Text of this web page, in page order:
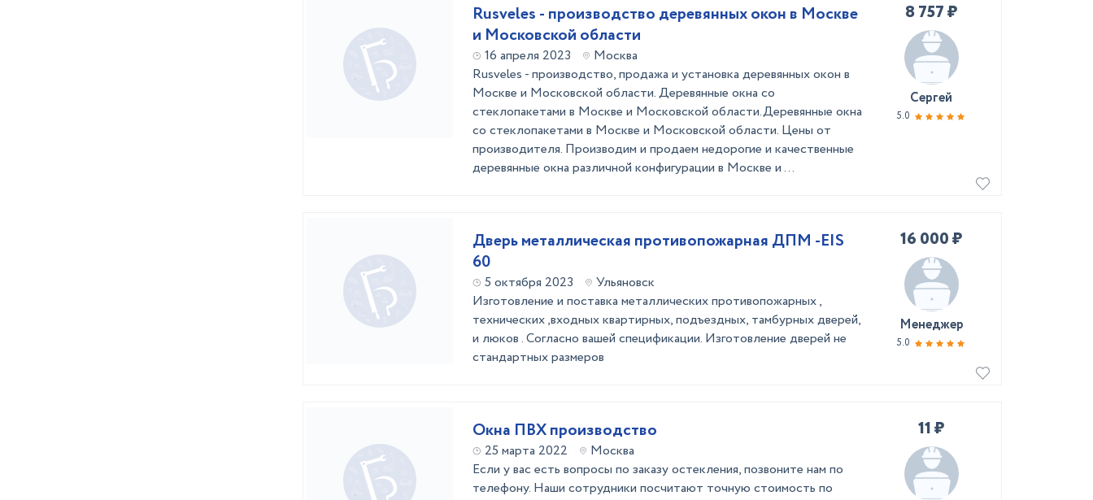
Rusveles - производство деревянных окон в Москве
и Московской области
16 апреля 2023
Москва
Rusveles - производство, продажа и установка деревянных окон в
Москве и Московской области. Деревянные окна со
стеклопакетами в Москве и Московской области.Деревянные окна
со стеклопакетами в Москве и Московской области. Цены от
производителя. Производим и продаем недорогие и качественные
деревянные окна различной конфигурации в Москве и ...
8 757 ₽
Сергей
5.0
Дверь металлическая противопожарная ДПМ -EIS
60
5 октября 2023
Ульяновск
Изготовление и поставка металлических противопожарных ,
технических ,входных квартирных, подъездных, тамбурных дверей,
и люков . Согласно вашей спецификации. Изготовление дверей не
стандартных размеров
16 000 ₽
Менеджер
5.0
Окна ПВХ производство
25 марта 2022
Москва
Если у вас есть вопросы по заказу остекления, позвоните нам по
телефону. Наши сотрудники посчитают точную стоимость по
11 ₽